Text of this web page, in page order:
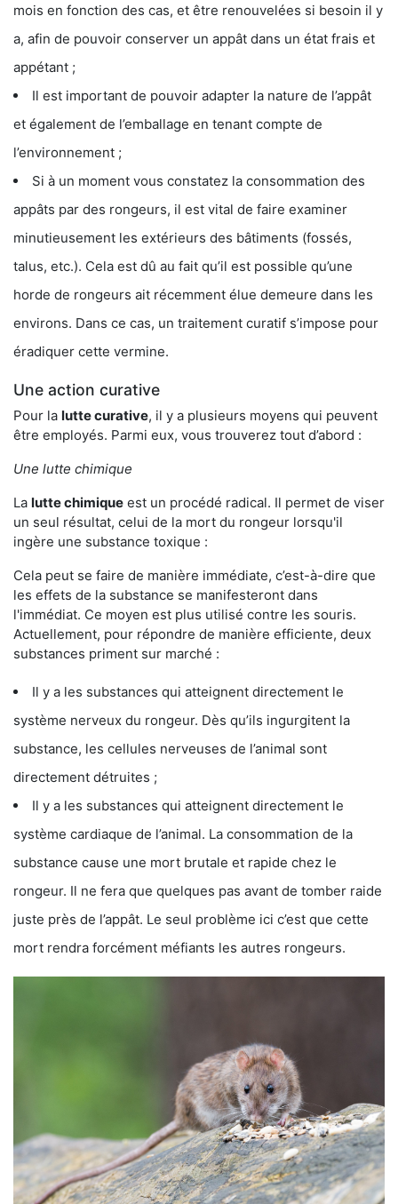
mois en fonction des cas, et être renouvelées si besoin il y
a, afin de pouvoir conserver un appât dans un état frais et
appétant ;
Il est important de pouvoir adapter la nature de l’appât
et également de l’emballage en tenant compte de
l’environnement ;
Si à un moment vous constatez la consommation des
appâts par des rongeurs, il est vital de faire examiner
minutieusement les extérieurs des bâtiments (fossés,
talus, etc.). Cela est dû au fait qu’il est possible qu’une
horde de rongeurs ait récemment élue demeure dans les
environs. Dans ce cas, un traitement curatif s’impose pour
éradiquer cette vermine.
Une action curative
Pour la lutte curative, il y a plusieurs moyens qui peuvent
être employés. Parmi eux, vous trouverez tout d’abord :
Une lutte chimique
La lutte chimique est un procédé radical. Il permet de viser
un seul résultat, celui de la mort du rongeur lorsqu'il
ingère une substance toxique :
Cela peut se faire de manière immédiate, c’est-à-dire que
les effets de la substance se manifesteront dans
l'immédiat. Ce moyen est plus utilisé contre les souris.
Actuellement, pour répondre de manière efficiente, deux
substances priment sur marché :
Il y a les substances qui atteignent directement le
système nerveux du rongeur. Dès qu’ils ingurgitent la
substance, les cellules nerveuses de l’animal sont
directement détruites ;
Il y a les substances qui atteignent directement le
système cardiaque de l’animal. La consommation de la
substance cause une mort brutale et rapide chez le
rongeur. Il ne fera que quelques pas avant de tomber raide
juste près de l’appât. Le seul problème ici c’est que cette
mort rendra forcément méfiants les autres rongeurs.